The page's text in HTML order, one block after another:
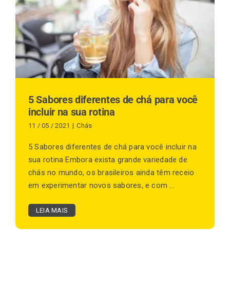
Finalização de compra
Exportação
Blog
Contato
5 Sabores diferentes de chá para você
incluir na sua rotina
11 / 05 / 2021 | Chás
5 Sabores diferentes de chá para você incluir na
sua rotina Embora exista grande variedade de
chás no mundo, os brasileiros ainda têm receio
em experimentar novos sabores, e com ...
LEIA MAIS